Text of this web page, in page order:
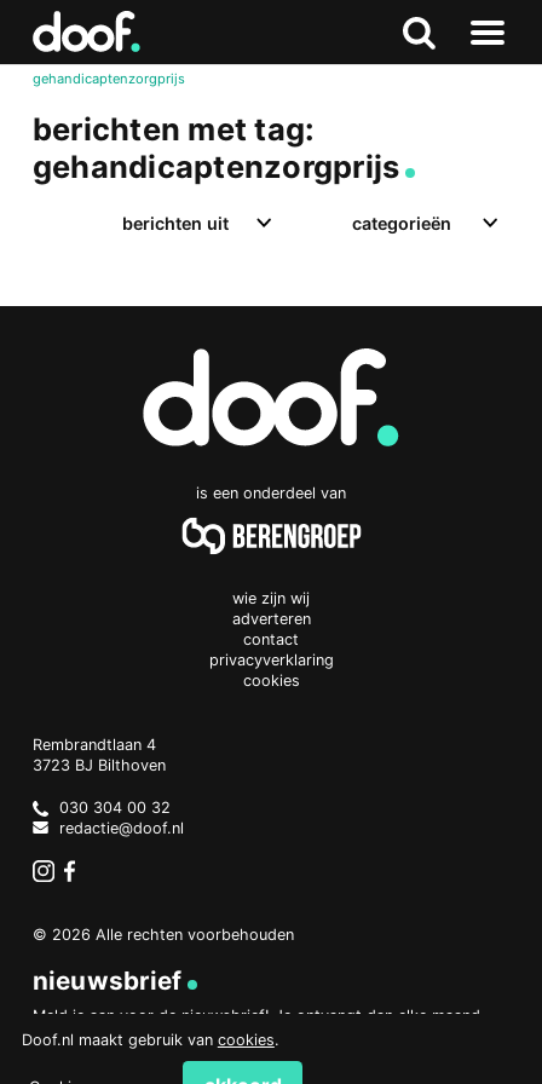
Zoeken
Naar
gehandicaptenzorgprijs
berichten met tag:
gehandicaptenzorgprijs
berichten uit categorieën
Doof.nl
Zoeken
is een onderdeel van
wie zijn wij
adverteren
contact
privacyverklaring
cookies
Doof.nl
work
Rembrandtlaan 4
3723 BJ Bilthoven
Netherlands
030 304 00 32
redactie@doof.nl
© 2026 Alle rechten voorbehouden
nieuwsbrief
Meld je aan voor de nieuwsbrief! Je ontvangt dan elke maand
een overzicht van het belangrijkste nieuws.
aanmelden
Doof.nl maakt gebruik van cookies.